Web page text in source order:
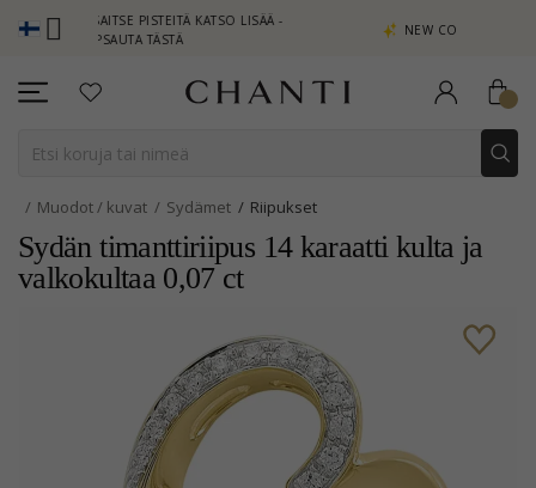
PISTEITÄ KATSO LISÄÄ -
NAPSAUTA TÄSTÄ
NEW COLLECTION | AURA
Muodot / kuvat Sydämet Riipukset
Sydän timanttiriipus 14 karaatti kulta ja
valkokultaa 0,07 ct